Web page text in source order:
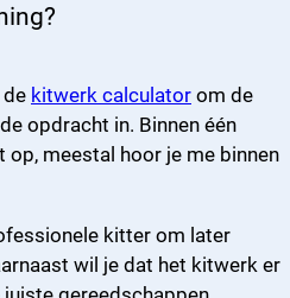
de kitwerk calculator om de
opdracht in. Binnen één
meestal hoor je me binnen
kitter om later
wil je dat het kitwerk er